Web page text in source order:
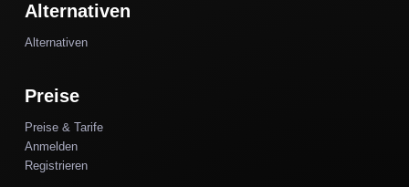
Alternativen
Alternativen
Preise
Preise & Tarife
Anmelden
Registrieren